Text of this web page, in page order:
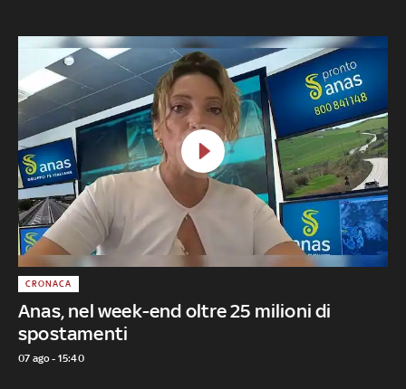
Anas, nel week-end oltre 25 milioni di
spostamenti
CRONACA
07 ago - 15:40